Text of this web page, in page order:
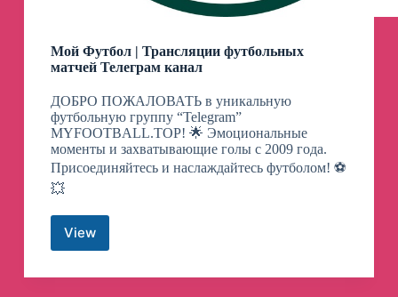
Мой Футбол | Трансляции футбольных
матчей Телеграм канал
ДОБРО ПОЖАЛОВАТЬ в уникальную
футбольную группу “Telegram”
MYFOOTBALL.TOP! 🌟 Эмоциональные
моменты и захватывающие голы с 2009 года.
Присоединяйтесь и наслаждайтесь футболом! ⚽️
💥
View
Мой
|